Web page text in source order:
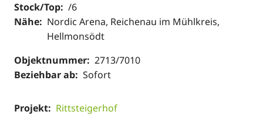
Stock/Top: /6
Nähe: Nordic Arena, Reichenau im Mühlkreis,
Hellmonsödt
Objektnummer: 2713/7010
Beziehbar ab: Sofort
Projekt: Rittsteigerhof